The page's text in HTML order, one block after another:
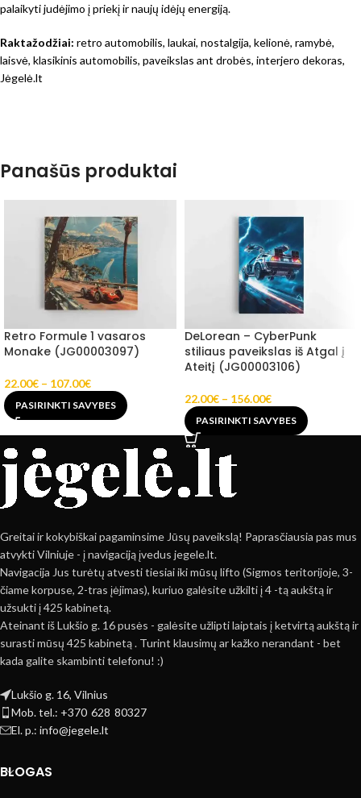
palaikyti judėjimo į priekį ir naujų idėjų energiją.
Raktažodžiai: retro automobilis, laukai, nostalgija, kelionė, ramybė,
laisvė, klasikinis automobilis, paveikslas ant drobės, interjero dekoras,
Jėgelė.lt
Panašūs produktai
Retro Formule 1 vasaros
Monake (JG00003097)
22.00€ – 107.00€
PASIRINKTI SAVYBES
DeLorean – CyberPunk
stiliaus paveikslas iš Atgal į
Ateitį (JG00003106)
22.00€ – 156.00€
PASIRINKTI SAVYBES
Greitai ir kokybiškai pagaminsime Jūsų paveikslą! Paprasčiausia pas mus
atvykti Vilniuje - į navigaciją įvedus jegele.lt.
Navigacija Jus turėtų atvesti tiesiai iki mūsų lifto (Sigmos teritorijoje, 3-
čiame korpuse, 2-tras įėjimas), kuriuo galėsite užkilti į 4 -tą aukštą ir
užsukti į 425 kabinetą.
Ateinant iš Lukšio g. 16 pusės - galėsite užlipti laiptais į ketvirtą aukštą ir
surasti mūsų 425 kabinetą . Turint klausimų ar kažko nerandant - bet
kada galite skambinti telefonu! :)
Lukšio g. 16, Vilnius
Mob. tel.: +370 628 80327
El. p.: info@jegele.lt
BLOGAS